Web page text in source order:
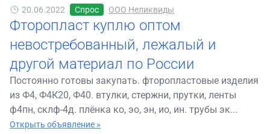
20.06.2022 Спрос ООО Неликвиды
Фторопласт куплю оптом
невостребованный, лежалый и
другой материал по России
Постоянно готовы закупать. фторопластовые изделия
из Ф4, Ф4К20, Ф40. втулки, стержни, прутки, ленты
ф4пн, склф-4д. плёнка ко, эо, эн, ио, ин. трубы эк...
Открыть объявление »